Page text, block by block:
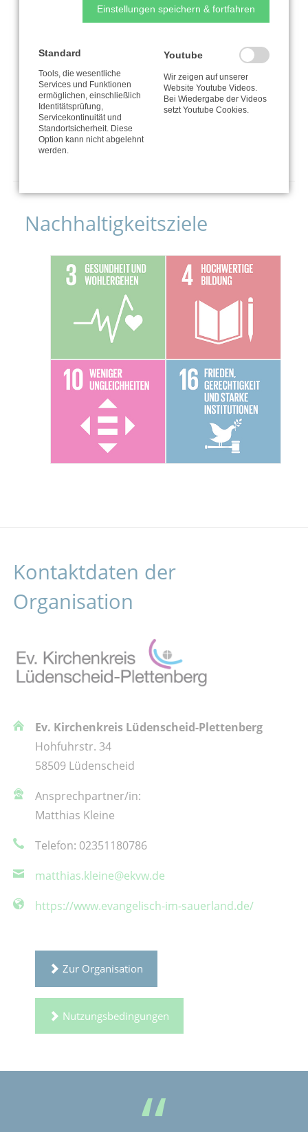
Jetzt spenden
Nachhaltigkeitsziele
Kontaktdaten der
Organisation
Ev. Kirchenkreis Lüdenscheid-Plettenberg
Hohfuhrstr. 34
58509 Lüdenscheid
Ansprechpartner/in:
Matthias Kleine
Telefon: 02351180786
matthias.kleine@ekvw.de
https://www.evangelisch-im-sauerland.de/
Zur Organisation
Nutzungsbedingungen
Einstellungen speichern & fortfahren
Standard
Tools, die wesentliche
Services und Funktionen
ermöglichen, einschließlich
Identitätsprüfung,
Servicekontinuität und
Standortsicherheit. Diese
Option kann nicht abgelehnt
werden.
Youtube
Wir zeigen auf unserer
Website Youtube Videos.
Bei Wiedergabe der Videos
setzt Youtube Cookies.